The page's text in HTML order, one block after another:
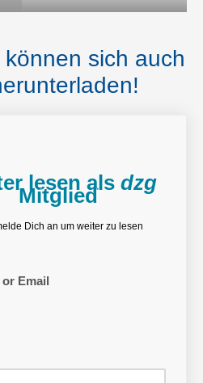
sich auch
lesen als dzg
Mitglied
Dich an um weiter zu lesen
or Email